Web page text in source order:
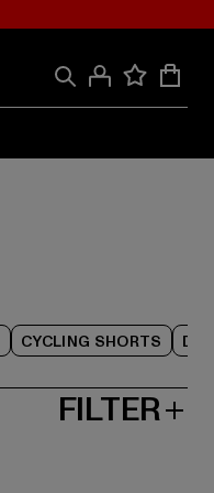
CYCLING SHORTS
FILTER